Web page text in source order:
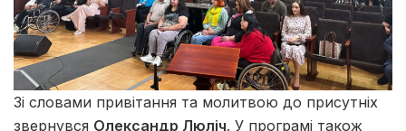
Зі словами привітання та молитвою до присутніх
звернувся Олександр Люліч. У програмі також